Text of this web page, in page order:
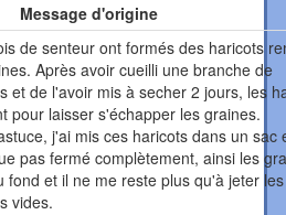
Message d'origine
de senteur ont formés des haricots
Après avoir cueilli une branche de
et de l'avoir mis à secher 2 jours, les
pour laisser s'échapper les graines.
j'ai mis ces haricots dans un sac
pas fermé complètement, ainsi les
fond et il ne me reste plus qu'à jeter les
vides.